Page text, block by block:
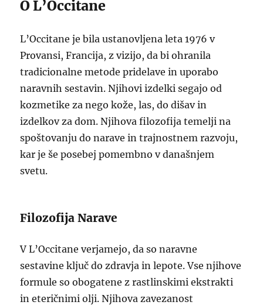
O L’Occitane
L’Occitane je bila ustanovljena leta 1976 v
Provansi, Francija, z vizijo, da bi ohranila
tradicionalne metode pridelave in uporabo
naravnih sestavin. Njihovi izdelki segajo od
kozmetike za nego kože, las, do dišav in
izdelkov za dom. Njihova filozofija temelji na
spoštovanju do narave in trajnostnem razvoju,
kar je še posebej pomembno v današnjem
svetu.
Filozofija Narave
V L’Occitane verjamejo, da so naravne
sestavine ključ do zdravja in lepote. Vse njihove
formule so obogatene z rastlinskimi ekstrakti
in eteričnimi olji. Njihova zavezanost